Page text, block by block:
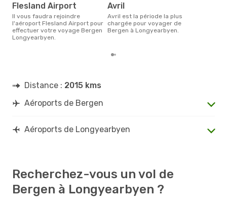
Flesland Airport
Il vous faudra rejoindre
l'aéroport Flesland Airport pour
effectuer votre voyage Bergen
Longyearbyen.
avril
avril est la période la plus
chargée pour voyager de
Bergen à Longyearbyen.
Distance : 2015 kms
Aéroports de Bergen
Aéroports de Longyearbyen
Recherchez-vous un vol de
Bergen à Longyearbyen ?